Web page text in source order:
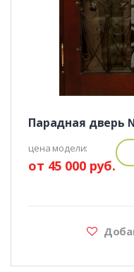
Парадная дверь
цена модели:
от 45 000 руб.